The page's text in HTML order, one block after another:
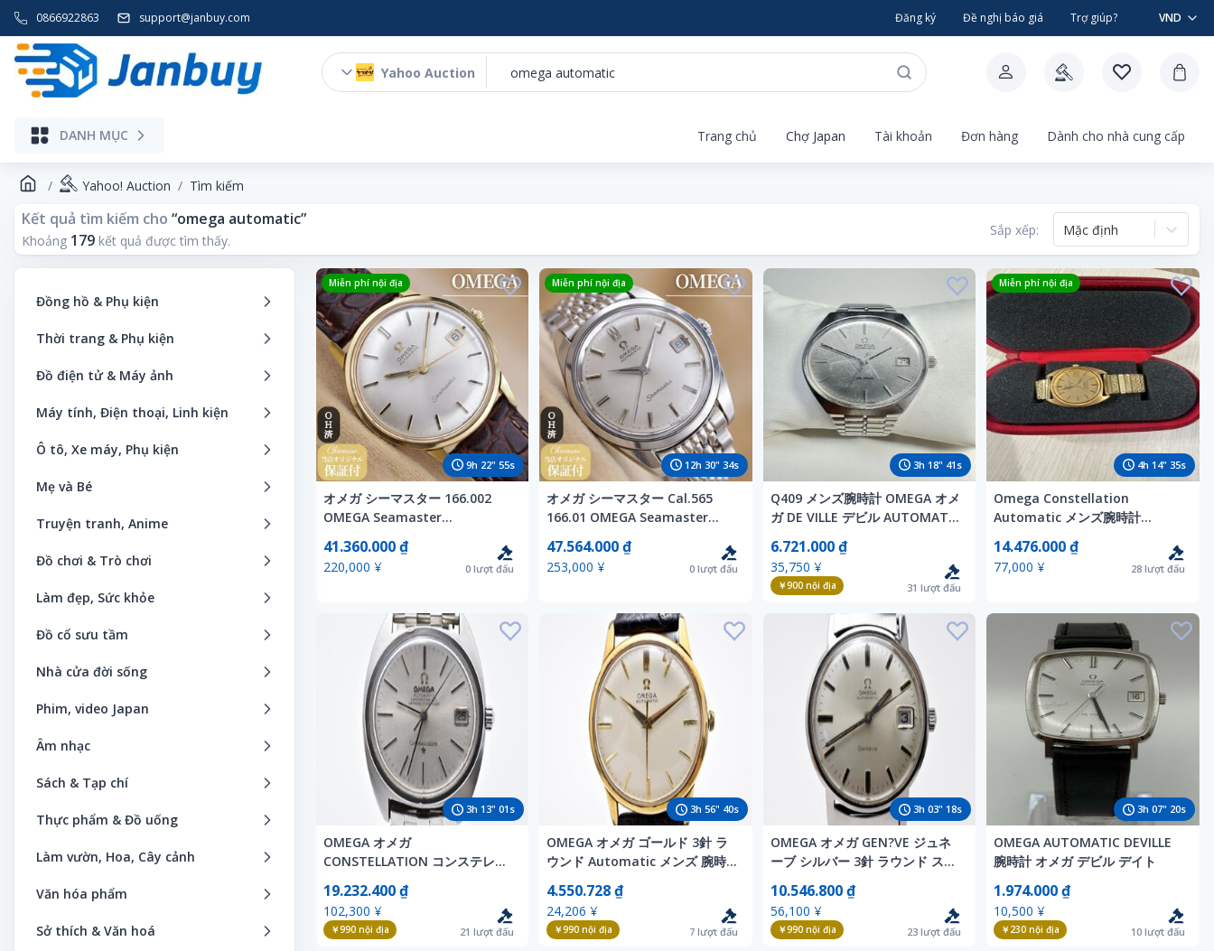
0866922863 support@janbuy.com Đăng ký Đề nghị báo giá Trợ giúp? VND
Yahoo Auction
DANH MỤC Trang chủ Chợ Japan Tài khoản Đơn hàng Dành cho nhà cung cấp
Yahoo! Auction Tìm kiếm
Kết quả tìm kiếm cho “omega automatic”
Khoảng 179 kết quả được tìm thấy.
Sắp xếp: Mặc định
Đồng hồ & Phụ kiện
Đồng hồ thông minh
Phụ kiện trẻ em
Hộp đựng đồng hồ
Phụ kiện nam
Đồng hồ Unisex
Công cụ sửa chữa đồng hồ đeo tay
Đồng hồ nữ
Dây đeo đồng hồ
Hộp bảo vệ đồng hồ
Phụ kiện thương hiệu
Thời trang & Phụ kiện
Áo khoác
Giày nữ
Nước hoa
Phụ kiện thời trang
Quần áo truyền thống Nhật Bản
Sản phẩm handmade
Tạp chí thời trang
Thời trang nam
Thời trang nữ
Thời trang thể thao
Túi Unisex
Túi xách nam
Đồ điện tử & Máy ảnh
Bếp & Thiết bị điện gia dụng
Đài phát thanh
Điện thoại
Điện thoại bàn & Fax
Đồng hồ
Đồng hồ thông minh
Dụng cụ làm đẹp
Máy giặt & Bàn ủi
Máy hút bụi
Máy hủy tài liệu
Máy tính, Điện thoại, Linh kiện
Phần mềm
Smartphone & Điện thoại di động
Máy đọc sách
Máy ảnh kỹ thuật số
Link kiện máy tính
Máy chủ (Servers)
Máy trạm
Tên miền
Máy tính khác
Tạp chí điện tử
Ô tô, Xe máy, Phụ kiện
Âm thanh xe ô tô
Bộ phận điều hướng xe ô tô
Các sản phẩm liên quan đến ô tô
Catalog, Sách hướng dẫn sử dụng
ETC
Hệ thống an toàn
Hệ thống bảo mật
Ô tô cũ
Ô tô mới
Phụ kiện xe
Mẹ và Bé
Đồ bộ giường
Đồ tắm
Handmade
Khác
Quần áo trẻ em, bà bầu
Sách, truyện thiếu nhi
Sản phẩm bảo vệ bé an toàn
con bú
Tã, sản phẩm vệ sinh cho bé
Thiết bị trẻ em
Truyện tranh, Anime
Ảnh nghệ thuật
CD nhạc
Chữ ký
Dakimakura
Figures
Giấy dán tường
Hồ sơ
Khăn
Đồ chơi & Trò chơi
Anh hùng giả vờ, chiến đấu
Cho bé
Cho thuê đồ chơi
Cho thuê trò chơi
Cưỡi đồ chơi
Đầu trang
Điều khiển radio sở thích
Làm đẹp, Sức khỏe
Chăm sóc cơ thể
Chăm sóc răng miệng
Chăm sóc tóc
Dụng cụ làm đẹp
Hỗ trợ thư giãn
Khác
Kính
Đồ cổ sưu tầm
Kiếm
Đồ chơi, trò chơi
Hàng linh tinh
Hình
Máy hát
Nắp chai
Nhà cửa đời sống
Bàn thờ Phật
Đồ gia dụng
Đồ nội thất
Đồ trang trí sự kiện
Nội thất, cho thuê nội thất
Phim, video Japan
DVD
Băng video
Đĩa laser
Nhạc phim
phim
Âm nhạc
Bản ghi
CD
Chứng từ tiền mặt, vé
Đĩa laser
Sách & Tạp chí
Bản đồ, hướng dẫn du lịch
Khoa học và công nghệ tự nhiên
Kinh doanh, kinh tế
Thực phẩm & Đồ uống
Bánh kẹo
Đồ uống
Làm vườn, Hoa, Cây cảnh
Bình hoa
Văn hóa phẩm
Ảnh
Sở thích & Văn hoá
9h 22"53s
Miễn phí nội địa
オメガ シーマスター 166.002
OMEGA Seamaster
34mm 1967年 OH済 【6ヶ月保
証】 CH682
41.360.000 ₫
220,000 ¥ 0 lượt đấu
12h 30" 32s
Miễn phí nội địa
オメガ シーマスター Cal.565
166.01 OMEGA Seamaster
35mm 1967年 OH済 【6ヶ月保
証】 CH648
47.564.000 ₫
253,000 ¥ 0lượt đấu
3h 18" 39 s
Q409 メンズ腕時計 OMEGA オメ
ガ DE VILLE デビル AUTOMATIC
イト カレンダー 3針 シルバー ヴ
ィンテージ
6.721.000 ₫
35,750 ¥
￥900nội địa 31 lượt đấu
4h 14" 33s
Miễn phí nội địa
Omega Constellation
Automatic メンズ腕時計
14.476.000 ₫
77,000 ¥ 28lượt đấu
3h 12"59 s
OMEGA オメガ
CONSTELLATION コンステレー
ション シルバー 3針 ラウンド
Automatic メンズ 腕時計 デイ
ト
19.232.400 ₫
102,300 ¥
￥990nội địa 21 lượt đấu
3h 56" 38s
OMEGA オメガ ゴールド 3針 ラ
ウンド Automatic メンズ 腕時
計 アンティーク
4.550.728 ₫
24,206 ¥
￥990 nội địa 7lượt đấu
3h03" 16s
OMEGA オメガ GEN?VE ジュネ
ーブ シルバー 3針 ラウンド ステ
ンレス 防水 Automatic 腕時計
デイト
10.546.800 ₫
56,100 ¥
￥990nội địa 23 lượt đấu
3h 07" 18s
OMEGA AUTOMATIC DEVILLE
腕時計 オメガ デビル デイト
1.974.000 ₫
10,500 ¥
￥230 nội địa 10lượt đấu